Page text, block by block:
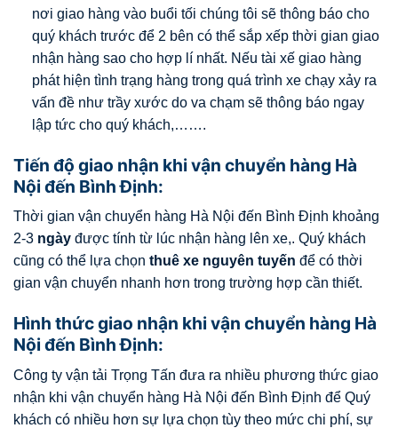
nơi giao hàng vào buổi tối chúng tôi sẽ thông báo cho
quý khách trước để 2 bên có thể sắp xếp thời gian giao
nhận hàng sao cho hợp lí nhất. Nếu tài xế giao hàng
phát hiện tình trạng hàng trong quá trình xe chạy xảy ra
vấn đề như trầy xước do va chạm sẽ thông báo ngay
lập tức cho quý khách,…….
Tiến độ giao nhận khi vận chuyển hàng Hà
Nội đến Bình Định:
Thời gian vận chuyển hàng Hà Nội đến Bình Định khoảng
2-3 ngày được tính từ lúc nhận hàng lên xe,. Quý khách
cũng có thể lựa chọn thuê xe nguyên tuyến để có thời
gian vận chuyển nhanh hơn trong trường hợp cần thiết.
Hình thức giao nhận khi vận chuyển hàng Hà
Nội đến Bình Định:
Công ty vận tải Trọng Tấn đưa ra nhiều phương thức giao
nhận khi vận chuyển hàng Hà Nội đến Bình Định để Quý
khách có nhiều hơn sự lựa chọn tùy theo mức chi phí, sự